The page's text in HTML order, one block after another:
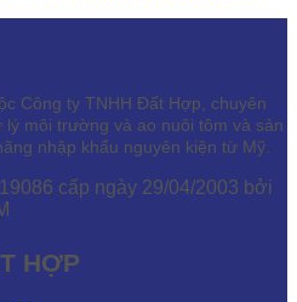
Công ty TNHH Đất Hợp, chuyên
môi trường và ao nuôi tôm và sản
nhập khẩu nguyên kiện từ Mỹ.
cấp ngày 29/04/2003 bởi
HỢP